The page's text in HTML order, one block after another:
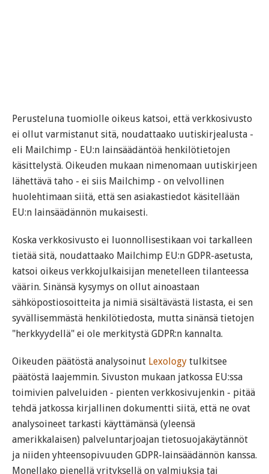
Perusteluna tuomiolle oikeus katsoi, että verkkosivusto
ei ollut varmistanut sitä, noudattaako uutiskirjealusta -
eli Mailchimp - EU:n lainsäädäntöä henkilötietojen
käsittelystä. Oikeuden mukaan nimenomaan uutiskirjeen
lähettävä taho - ei siis Mailchimp - on velvollinen
huolehtimaan siitä, että sen asiakastiedot käsitellään
EU:n lainsäädännön mukaisesti.
Koska verkkosivusto ei luonnollisestikaan voi tarkalleen
tietää sitä, noudattaako Mailchimp EU:n GDPR-asetusta,
katsoi oikeus verkkojulkaisijan menetelleen tilanteessa
väärin. Sinänsä kysymys on ollut ainoastaan
sähköpostiosoitteita ja nimiä sisältävästä listasta, ei sen
syvällisemmästä henkilötiedosta, mutta sinänsä tietojen
"herkkyydellä" ei ole merkitystä GDPR:n kannalta.
Oikeuden päätöstä analysoinut Lexology tulkitsee
päätöstä laajemmin. Sivuston mukaan jatkossa EU:ssa
toimivien palveluiden - pienten verkkosivujenkin - pitää
tehdä jatkossa kirjallinen dokumentti siitä, että ne ovat
analysoineet tarkasti käyttämänsä (yleensä
amerikkalaisen) palveluntarjoajan tietosuojakäytännöt
ja niiden yhteensopivuuden GDPR-lainsäädännön kanssa.
Monellako pienellä yrityksellä on valmiuksia tai